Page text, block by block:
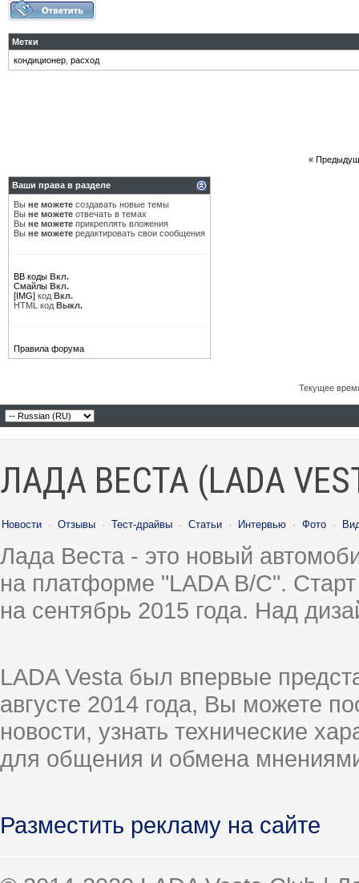
Метки
кондиционер расход
«
Ваши права в разделе
Вы не можете создавать новые темы
Вы не можете отвечать в темах
Вы не можете прикреплять вложения
Вы не можете редактировать свои сообщения
BB коды Вкл.
Смайлы Вкл.
[IMG] код Вкл.
HTML код Выкл.
Правила форума
Текущее
ЛАДА ВЕСТА (LADA
Новости · Отзывы · Тест-драйвы · Статьи · Интервью · Фото ·
Лада Веста - это новый
на платформе "LADA B/C".
на сентябрь 2015 года. Над
LADA Vesta был впервые
августе 2014 года, Вы можете
новости, узнать технические
для общения и обмена
Разместить рекламу на сайте